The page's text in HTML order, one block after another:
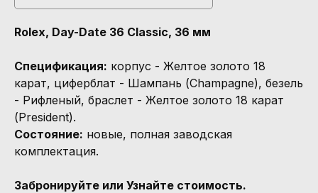
Rolex, Day-Date 36 Classic, 36 мм
Спецификация: корпус - Желтое золото 18
карат, циферблат - Шампань (Champagne), безель
- Рифленый, браслет - Желтое золото 18 карат
(President).
Состояние: новые, полная заводская
комплектация.
Забронируйте или Узнайте стоимость.